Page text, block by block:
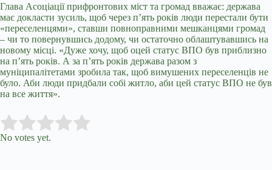
Глава Асоціації прифронтових міст та громад вважає: держава
має докласти зусиль, щоб через п’ять років люди перестали бути
«переселенцями», ставши повноправними мешканцями громад
– чи то повернувшись додому, чи остаточно облаштувавшись на
новому місці. «Дуже хочу, щоб оцей статус ВПО був приблизно
на п’ять років. А за п’ять років держава разом з
муніципалітетами зробила так, щоб вимушених переселенців не
було. Аби люди придбали собі житло, аби цей статус ВПО не був
на все життя».
Rate this item:
No votes yet.